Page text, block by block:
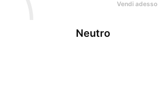
Neutro
Vendi adesso